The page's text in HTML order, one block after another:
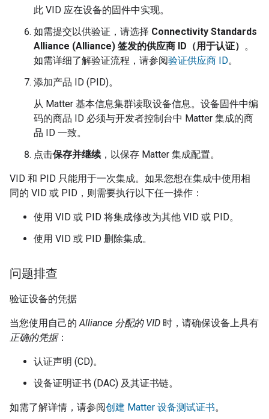
此 VID 应在设备的固件中实现。
如需提交以供验证，请选择 Connectivity Standards
Alliance (Alliance) 签发的供应商 ID（用于认证） 。
如需详细了解验证流程，请参阅验证供应商 ID。
添加产品 ID (PID)。
从 Matter 基本信息集群读取设备信息。设备固件中编
码的商品 ID 必须与开发者控制台中 Matter 集成的商
品 ID 一致。
点击保存并继续，以保存 Matter 集成配置。
VID 和 PID 只能用于一次集成。如果您想在集成中使用相
同的 VID 或 PID，则需要执行以下任一操作：
使用 VID 或 PID 将集成修改为其他 VID 或 PID。
使用 VID 或 PID 删除集成。
问题排查
验证设备的凭据
当您使用自己的 Alliance 分配的 VID 时，请确保设备上具有
正确的凭据：
认证声明 (CD)。
设备证明证书 (DAC) 及其证书链。
如需了解详情，请参阅创建 Matter 设备测试证书。